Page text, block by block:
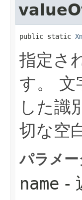
public static
指定さ
す。
文
した識
切な空
パラメ
name -